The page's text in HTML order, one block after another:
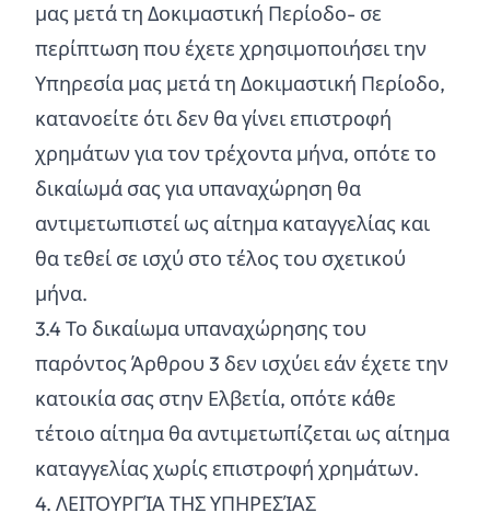
μας μετά τη Δοκιμαστική Περίοδο- σε
περίπτωση που έχετε χρησιμοποιήσει την
Υπηρεσία μας μετά τη Δοκιμαστική Περίοδο,
κατανοείτε ότι δεν θα γίνει επιστροφή
χρημάτων για τον τρέχοντα μήνα, οπότε το
δικαίωμά σας για υπαναχώρηση θα
αντιμετωπιστεί ως αίτημα καταγγελίας και
θα τεθεί σε ισχύ στο τέλος του σχετικού
μήνα.
3.4Το δικαίωμα υπαναχώρησης του
παρόντος Άρθρου 3 δεν ισχύει εάν έχετε την
κατοικία σας στην Ελβετία, οπότε κάθε
τέτοιο αίτημα θα αντιμετωπίζεται ως αίτημα
καταγγελίας χωρίς επιστροφή χρημάτων.
4. ΛΕΙΤΟΥΡΓΊΑ ΤΗΣ ΥΠΗΡΕΣΊΑΣ